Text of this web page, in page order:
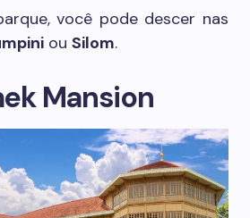
você pode descer nas
ou Silom.
Mansion